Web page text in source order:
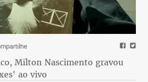
Milton Nascimento gravou
ao vivo